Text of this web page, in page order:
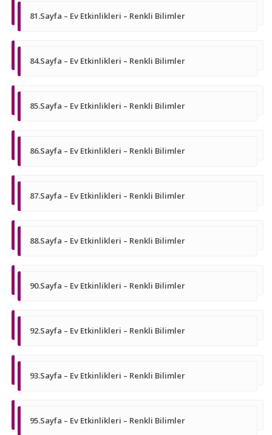
81.Sayfa – Ev Etkinlikleri – Renkli Bilimler
84.Sayfa – Ev Etkinlikleri – Renkli Bilimler
85.Sayfa – Ev Etkinlikleri – Renkli Bilimler
86.Sayfa – Ev Etkinlikleri – Renkli Bilimler
87.Sayfa – Ev Etkinlikleri – Renkli Bilimler
88.Sayfa – Ev Etkinlikleri – Renkli Bilimler
90.Sayfa – Ev Etkinlikleri – Renkli Bilimler
92.Sayfa – Ev Etkinlikleri – Renkli Bilimler
93.Sayfa – Ev Etkinlikleri – Renkli Bilimler
95.Sayfa – Ev Etkinlikleri – Renkli Bilimler